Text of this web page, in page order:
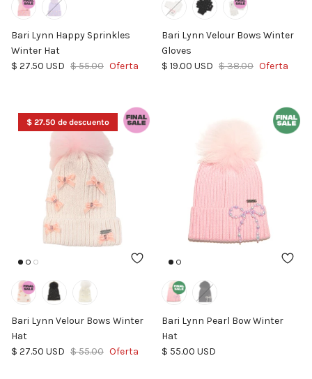
Bari Lynn Happy Sprinkles
Winter Hat
Precio de venta
$ 27.50 USD Precio normal
$ 55.00 Oferta
Bari Lynn Velour Bows Winter
Gloves
Precio de venta
$ 19.00 USD Precio normal
$ 38.00 Oferta
$ 27.50 de descuento
Bari Lynn Velour Bows Winter
Hat
Precio de venta
$ 27.50 USD Precio normal
$ 55.00 Oferta
Bari Lynn Pearl Bow Winter
Hat
Precio normal
$ 55.00 USD